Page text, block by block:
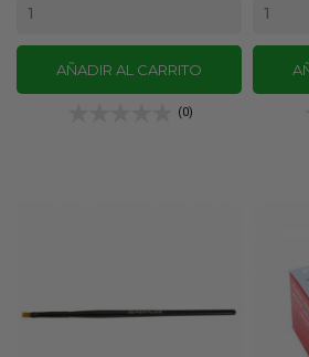
AÑADIR AL CARRITO
(0)